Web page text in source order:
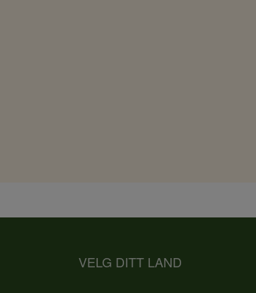
VELG DITT LAND